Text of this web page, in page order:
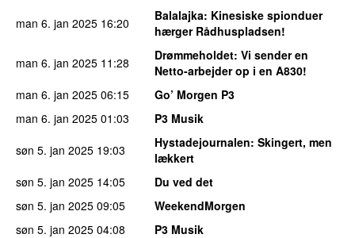
man 6. jan 2025 16:20 Balalajka: Kinesiske spionduer
hærger Rådhuspladsen!
man 6. jan 2025 11:28 Drømmeholdet: Vi sender en
Netto-arbejder op i en A830!
man 6. jan 2025 06:15
Go’ Morgen P3
man 6. jan 2025 01:03
P3 Musik
søn 5. jan 2025 19:03 Hystadejournalen: Skingert, men
lækkert
søn 5. jan 2025 14:05
Du ved det
søn 5. jan 2025 09:05
WeekendMorgen
søn 5. jan 2025 04:08
P3 Musik